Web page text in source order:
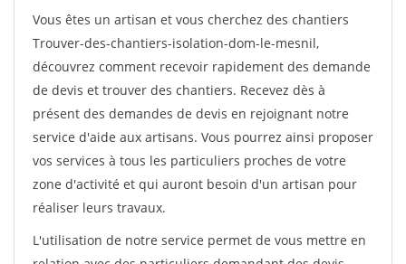
Vous êtes un artisan et vous cherchez des chantiers
Trouver-des-chantiers-isolation-dom-le-mesnil,
découvrez comment recevoir rapidement des demande
de devis et trouver des chantiers. Recevez dès à
présent des demandes de devis en rejoignant notre
service d'aide aux artisans. Vous pourrez ainsi proposer
vos services à tous les particuliers proches de votre
zone d'activité et qui auront besoin d'un artisan pour
réaliser leurs travaux.
L'utilisation de notre service permet de vous mettre en